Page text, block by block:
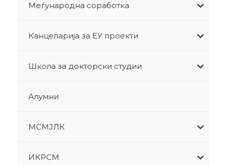
Меѓународна соработка
Канцеларија за ЕУ проекти
Школа за докторски студии
Алумни
МСМЈЛК
ИКРСМ